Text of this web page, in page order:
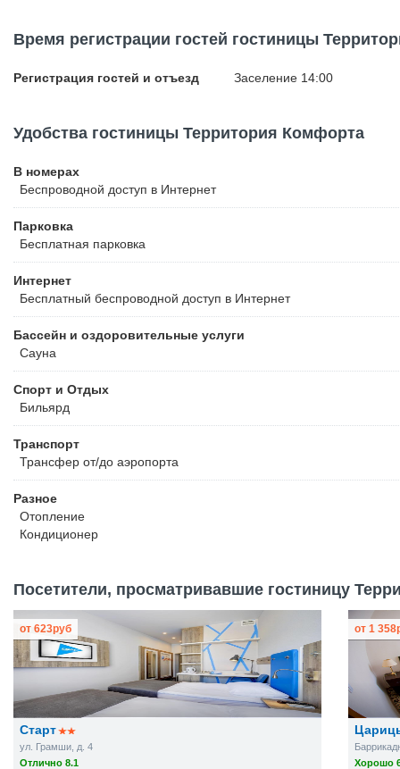
Время регистрации гостей гостиницы
Регистрация гостей и отъезд Заселение 14:00
Удобства гостиницы Территория Комфорта
В номерах
Беспроводной доступ в Интернет
Парковка
Бесплатная парковка
Интернет
Бесплатный беспроводной доступ в Интернет
Бассейн и оздоровительные услуги
Сауна
Спорт и Отдых
Бильярд
Транспорт
Трансфер от/до аэропорта
Разное
Отопление
Кондиционер
Посетители, просматривавшие гостиницу
Старт
ул. Грамши, д. 4
Отлично 8.1
от 623руб
Хорошо
от 1 358